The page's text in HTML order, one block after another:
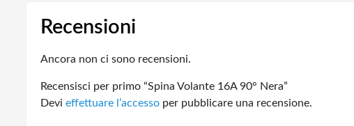
Recensioni
Ancora non ci sono recensioni.
Recensisci per primo “Spina Volante 16A 90° Nera”
Devi effettuare l’accesso per pubblicare una recensione.